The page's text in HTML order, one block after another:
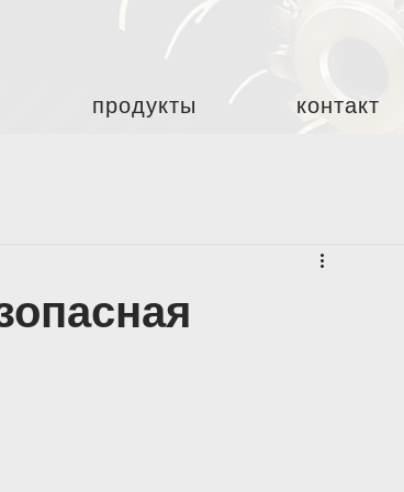
продукты контакт